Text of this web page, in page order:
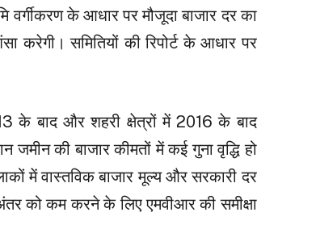
वर्गीकरण के आधार पर मौजूदा बाजार दर का
समितियों की रिपोर्ट के आधार पर
के बाद और शहरी क्षेत्रों में 2016 के बाद
जमीन की बाजार कीमतों में कई गुना वृद्धि हो
में वास्तविक बाजार मूल्य और सरकारी दर
को कम करने के लिए एमवीआर की समीक्षा